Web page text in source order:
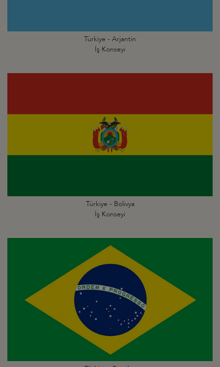
Türkiye - Arjantin
İş Konseyi
Türkiye - Bolivya
İş Konseyi